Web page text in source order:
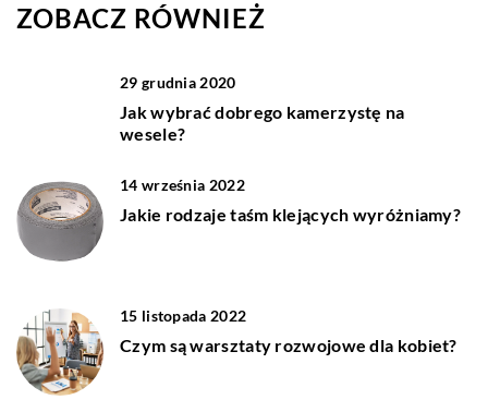
ZOBACZ RÓWNIEŻ
29 grudnia 2020
Jak wybrać dobrego kamerzystę na
wesele?
14 września 2022
Jakie rodzaje taśm klejących wyróżniamy?
15 listopada 2022
Czym są warsztaty rozwojowe dla kobiet?